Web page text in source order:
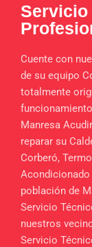
Servicio
Cuente con
de su equipo
totalmente
Manresa
reparar su
Corberó,
Acondicionado
población de
Servicio
nuestros
Servicio